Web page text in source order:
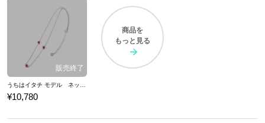
¥10,780
商品を
もっと見る